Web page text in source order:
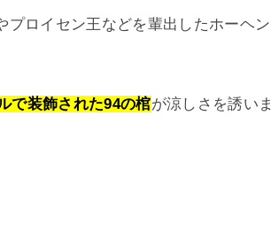
ロイセン王などを輩出したホーヘン
で装飾された94の棺が涼しさを誘いま